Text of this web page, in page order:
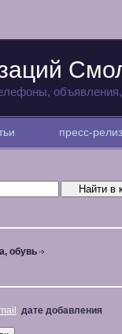
пресс-
обувь
дате добавления